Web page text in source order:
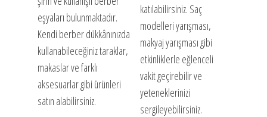
eşyaları bulunmaktadır.
Kendi berber dükkânınızda
kullanabileceğiniz taraklar,
makaslar ve farklı
aksesuarlar gibi ürünleri
satın alabilirsiniz.
katılabilirsiniz. Saç
modelleri yarışması,
makyaj yarışması gibi
etkinliklerle eğlenceli
vakit geçirebilir ve
yeteneklerinizi
sergileyebilirsiniz.